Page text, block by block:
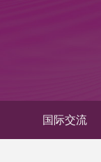
国际交流